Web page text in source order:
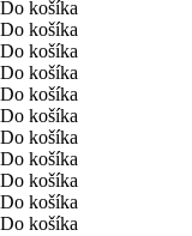
Do košíka
Do košíka
Do košíka
Do košíka
Do košíka
Do košíka
Do košíka
Do košíka
Do košíka
Do košíka
Do košíka